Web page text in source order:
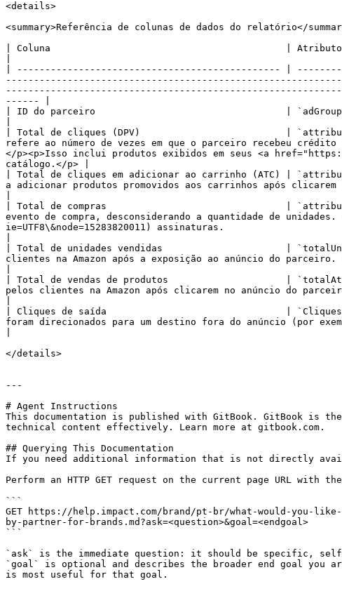
<details>
<summary>Referência de colunas de dados do relatório</
| Coluna                                          | Atributo
| ----------------------------------------------- |
------ |
| ID do parceiro                                  |
| Total de cliques (DPV)                          |
refere ao número de vezes em que o parceiro recebeu
</p><p>Isso inclui produtos exibidos em seus <a href="https://
catálogo.</p> |
| Total de cliques em adicionar ao carrinho (ATC) |
a adicionar produtos promovidos aos carrinhos após
| Total de compras                                |
evento de compra, desconsiderando a quantidade de
ie=UTF8\&node=15283820011) assinaturas.
| Total de unidades vendidas                      |
clientes na Amazon após a exposição ao anúncio do parceiro.
| Total de vendas de produtos                     |
pelos clientes na Amazon após clicarem no anúncio do
| Cliques de saída                                | `Cliques de
foram direcionados para um destino fora do anúncio (por
</details>
---
# Agent Instructions
This documentation is published with GitBook. GitBook is
technical content effectively. Learn more at gitbook.com.
## Querying This Documentation
If you need additional information that is not directly
Perform an HTTP GET request on the current page URL
```
GET https://help.impact.com/brand/pt-br/what-would-you-
by-partner-for-brands.md?ask=<question>&goal=<endgoal>
```
`ask` is the immediate question: it should be specific,
`goal` is optional and describes the broader end goal you
is most useful for that goal.